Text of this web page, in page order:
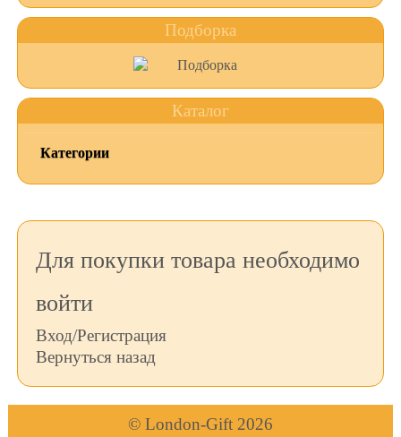
Подборка
Каталог
Категории
Для покупки товара необходимо
войти
Вход/Регистрация
Вернуться назад
© London-Gift 2026